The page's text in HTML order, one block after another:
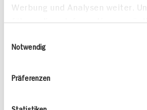
Werbung und Analysen weiter.
führen diese Informationen
bereitgestellt haben oder die sie
Notwendig
Präferenzen
Mehr Informationen in unserem FAQ
(0228) 42967 0
Folgen Sie uns auf TikTok